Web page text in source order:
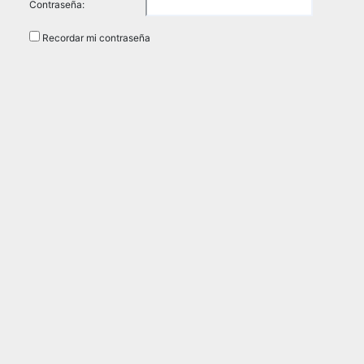
Contraseña:
Recordar mi contraseña